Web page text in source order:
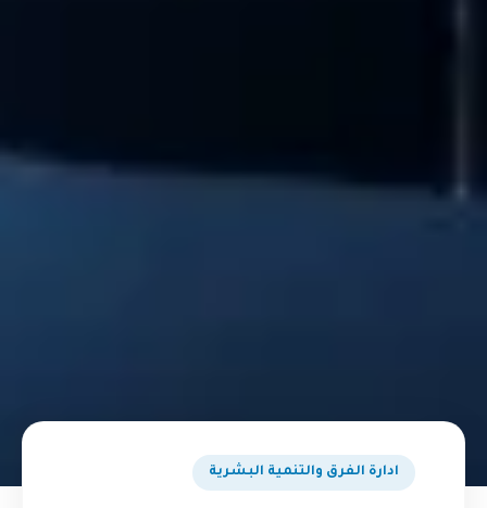
ادارة الفرق والتنمية البشرية